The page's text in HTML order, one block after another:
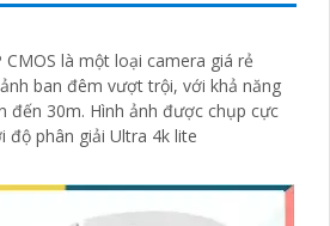
CMOS là một loại camera giá rẻ
ban đêm vượt trội, với khả năng
được chụp cực
độ phân giải Ultra 4k lite